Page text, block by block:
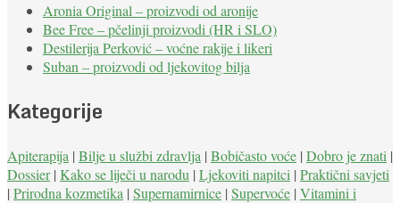
Aronia Original – proizvodi od aronije
Bee Free – pčelinji proizvodi (HR i SLO)
Destilerija Perković – voćne rakije i likeri
Suban – proizvodi od ljekovitog bilja
Kategorije
Apiterapija | Bilje u službi zdravlja | Bobičasto voće | Dobro je znati |
Dossier| Kako se liječi u narodu | Ljekoviti napitci | Praktični savjeti
| Prirodna kozmetika | Supernamirnice | Supervoće | Vitamini i